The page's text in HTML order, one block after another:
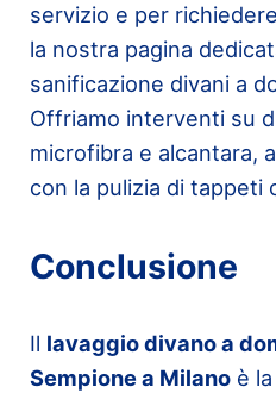
servizio e per
la nostra pagina
sanificazione divani a
Offriamo interventi su
microfibra e alcantara,
con la pulizia di tappeti
Conclusione
Il lavaggio divano a
Sempione a Milanoè la